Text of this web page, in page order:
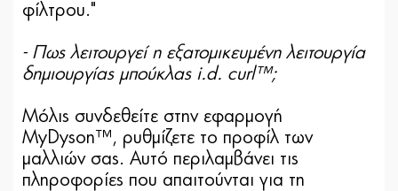
φίλτρου."
- Πως λειτουργεί η εξατομικευμένη λειτουργία
δημιουργίας μπούκλας i.d. curl™;
Μόλις συνδεθείτε στην εφαρμογή
MyDyson™, ρυθμίζετε το προφίλ των
μαλλιών σας. Αυτό περιλαμβάνει τις
πληροφορίες που απαιτούνται για τη